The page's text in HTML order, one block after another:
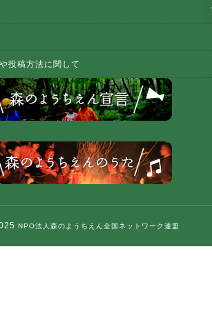
投稿方法に関して
NPO法人森のようちえん全国ネットワーク連盟